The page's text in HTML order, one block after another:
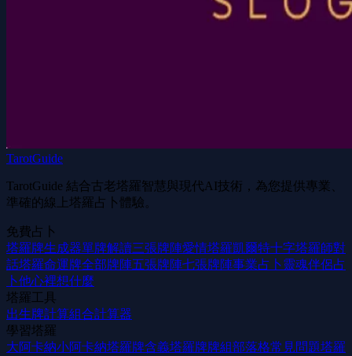
TarotGuide
TarotGuide 結合古老塔羅智慧與現代AI技術，為您提供專業、
準確的線上塔羅占卜體驗。
免費占卜
塔羅牌生成器單牌解讀三張牌陣愛情塔羅凱爾特十字塔羅師對
話塔羅命運牌全部牌陣五張牌陣七張牌陣事業占卜靈魂伴侶占
卜他心裡想什麼
塔羅工具
出生牌計算組合計算器
學習塔羅
大阿卡納小阿卡納塔羅牌含義塔羅牌牌組部落格常見問題塔羅